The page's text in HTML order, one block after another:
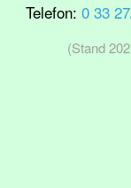
Telefon: 0 33
(Stand